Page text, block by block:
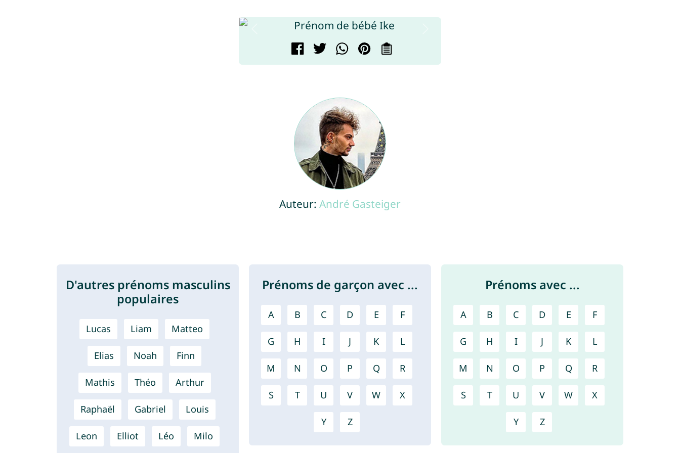
Auteur: André Gasteiger
D'autres prénoms masculins
populaires
Lucas Liam Matteo
Elias Noah Finn
Mathis Théo Arthur
Raphaël Gabriel Louis
Leon Elliot Léo Milo
Prénoms de garçon avec ...
A B C D E F
G H I J K L
M N O P Q R
S T U V W X
Y Z
Prénoms avec ...
A B C D E F
G H I J K L
M N O P Q R
S T U V W X
Y Z